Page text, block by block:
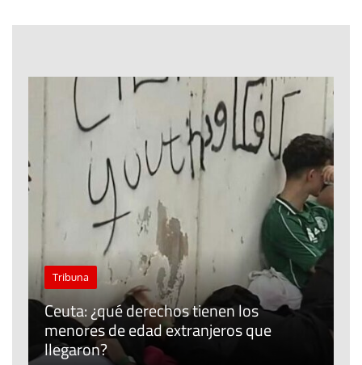
Tribuna
Ceuta: ¿qué derechos tienen los
menores de edad extranjeros que
llegaron?